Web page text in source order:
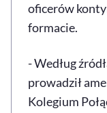
oficerów
formacie.
- Według
prowadził
Kolegium